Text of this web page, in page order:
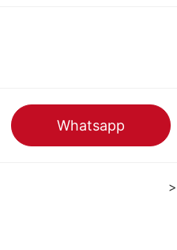
Whatsapp
>